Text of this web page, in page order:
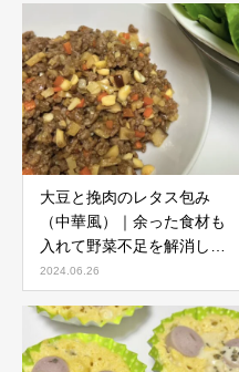
大豆と挽肉のレタス包み
（中華風）｜余った食材も
入れて野菜不足を解消しよ
う！
2024.06.26